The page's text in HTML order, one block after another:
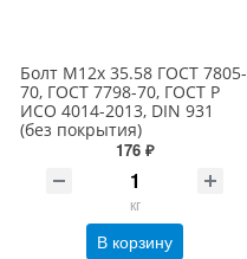
Болт М12х 35.58 ГОСТ 7805-
70, ГОСТ 7798-70, ГОСТ Р
ИСО 4014-2013, DIN 931
(без покрытия)
176 ₽
кг
В корзину